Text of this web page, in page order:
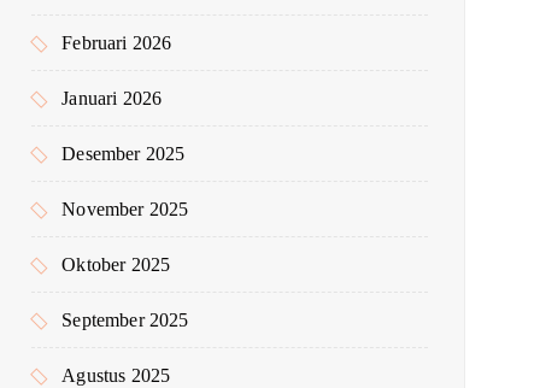
Februari 2026
Januari 2026
Desember 2025
November 2025
Oktober 2025
September 2025
Agustus 2025